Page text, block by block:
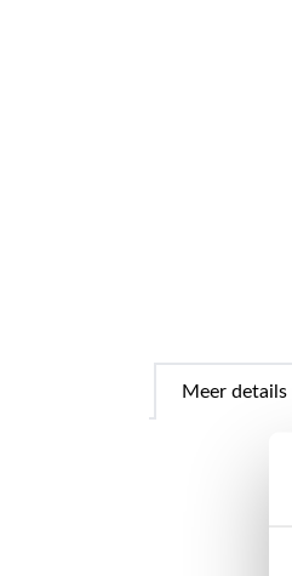
Meer details